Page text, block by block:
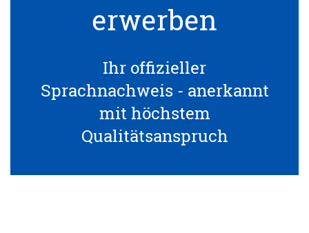
erwerben
Ihr offizieller
Sprachnachweis - anerkannt
mit höchstem
Qualitätsanspruch